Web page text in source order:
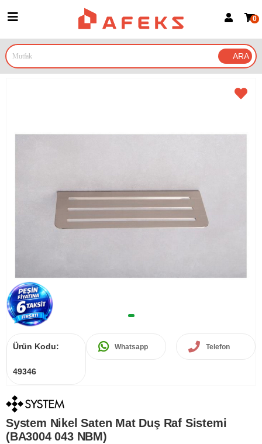
Google İle Bağlan
0
Ürün Kodu:
49346
Whatsapp Telefon
System Nikel Saten Mat Duş Raf Sistemi
(BA3004 043 NBM)